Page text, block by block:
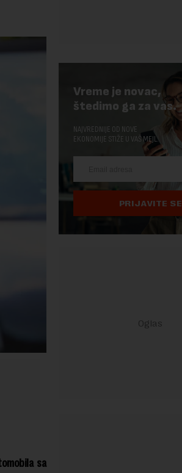
sa
Vreme je novac,
štedimo ga za vas.
NAJVREDNIJE OD NOVE
EKONOMIJE STIŽE U VAŠ MEJL.
PRIJAVITE SE